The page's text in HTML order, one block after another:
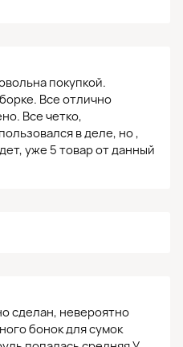
покупкой.
Все отлично
Все четко,
в деле, но ,
уже 5 товар от данный
сделан, невероятно
бонок для сумок